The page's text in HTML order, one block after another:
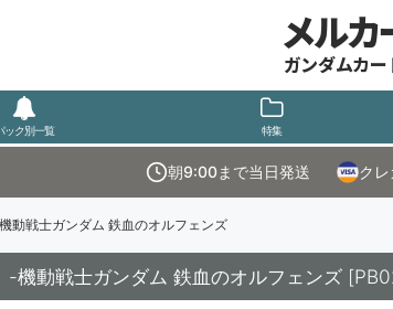
メルカ
ガンダムカー
ック別一覧 特集
朝9:00まで当日発送 クレ
動戦士ガンダム 鉄血のオルフェンズ
機動戦士ガンダム 鉄血のオルフェンズ [